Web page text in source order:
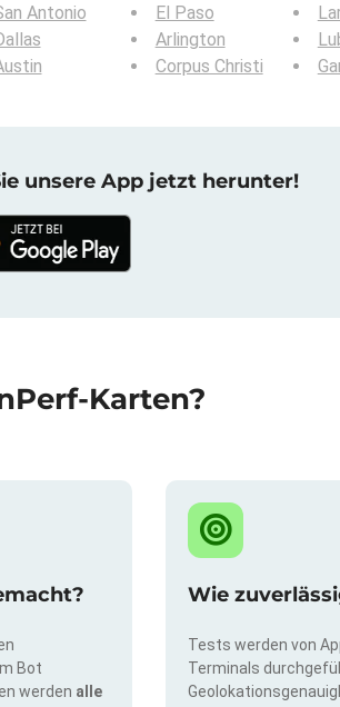
Antonio
El Paso
Arlington
Corpus Christi
unsere App jetzt herunter!
Karten?
Bot
werden alle
Wie
Tests werden von
Terminals